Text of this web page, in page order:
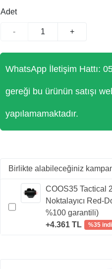
Adet
- +
WhatsApp İletişim Hattı:
gereği bu ürünün satışı
yapılamamaktadır.
Birlikte alabileceğiniz
COOS35 Tactical
Noktalayıcı Red-
%100 garantili)
+4.361 TL
%35